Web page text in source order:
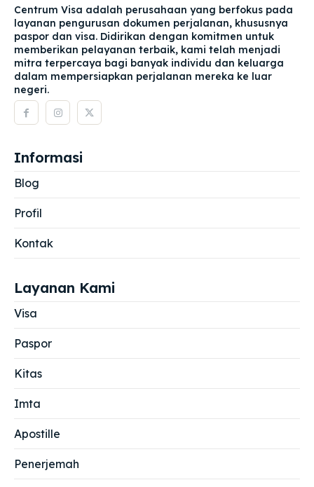
Centrum Visa adalah perusahaan yang berfokus pada
layanan pengurusan dokumen perjalanan, khususnya
paspor dan visa. Didirikan dengan komitmen untuk
memberikan pelayanan terbaik, kami telah menjadi
mitra terpercaya bagi banyak individu dan keluarga
dalam mempersiapkan perjalanan mereka ke luar
negeri.
Informasi
Blog
Profil
Kontak
Layanan Kami
Visa
Paspor
Kitas
Imta
Apostille
Penerjemah